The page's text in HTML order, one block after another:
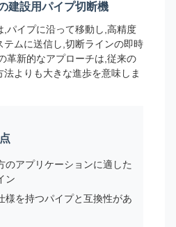
建設用パイプ切断機
,パイプに沿って移動し,高精度
テムに送信し,切断ラインの即時
革新的なアプローチは,従来の
よりも大きな進歩を意味しま
のアプリケーションに適した
ン
様を持つパイプと互換性があ